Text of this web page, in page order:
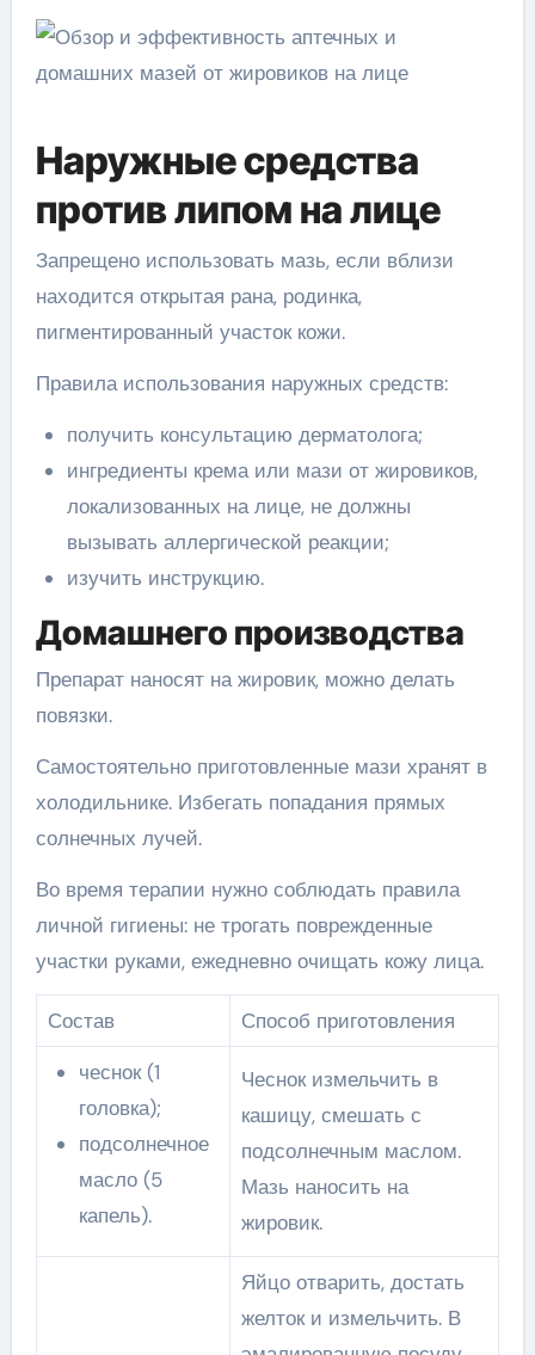
Наружные средства
против липом на лице
Запрещено использовать мазь, если вблизи
находится открытая рана, родинка,
пигментированный участок кожи.
Правила использования наружных средств:
получить консультацию дерматолога;
ингредиенты крема или мази от жировиков,
локализованных на лице, не должны
вызывать аллергической реакции;
изучить инструкцию.
Домашнего производства
Препарат наносят на жировик, можно делать
повязки.
Самостоятельно приготовленные мази хранят в
холодильнике. Избегать попадания прямых
солнечных лучей.
Во время терапии нужно соблюдать правила
личной гигиены: не трогать поврежденные
участки руками, ежедневно очищать кожу лица.
Состав
Способ приготовления
чеснок (1
головка);
подсолнечное
масло (5
капель).
Чеснок измельчить в
кашицу, смешать с
подсолнечным маслом.
Мазь наносить на
жировик.
Яйцо отварить, достать
желток и измельчить. В